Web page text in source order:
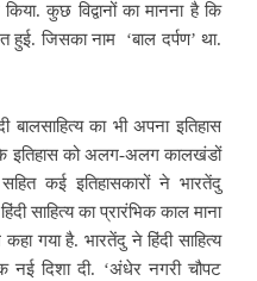
कुछ विद्वानों का मानना है कि
हुई. जिसका नाम ‘बाल दर्पण’ था.
बालसाहित्य का भी अपना इतिहास
के इतिहास को अलग-अलग कालखंडों
कई इतिहासकारों ने भारतेंदु
साहित्य का प्रारंभिक काल माना
गया है. भारतेंदु ने हिंदी साहित्य
नई दिशा दी. ‘अंधेर नगरी चौपट